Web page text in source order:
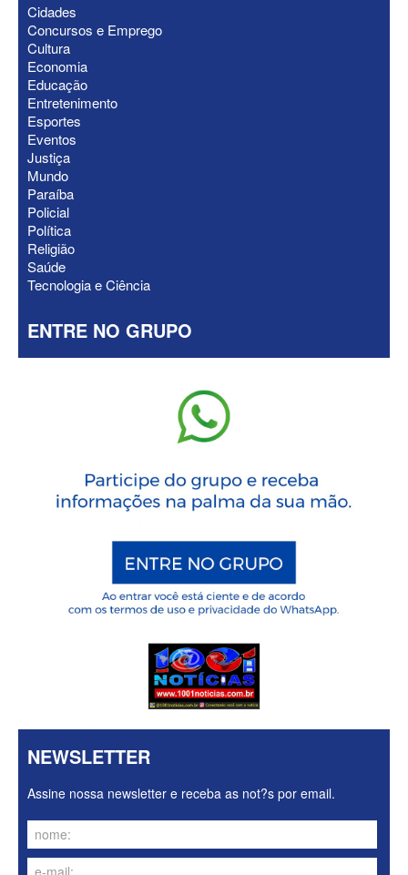
ELEIÇÕES 2026 - “Muitas surpresas
virão”, diz Lucas Ribeiro sobre escolha
do nome do vice
Cidades
Concursos e Emprego
Cultura
Economia
Educação
Entretenimento
Esportes
Eventos
Justiça
Mundo
Paraíba
Policial
Política
Religião
Saúde
Tecnologia e Ciência
ENTRE NO GRUPO
NEWSLETTER
Assine nossa newsletter e receba as not?s por email.